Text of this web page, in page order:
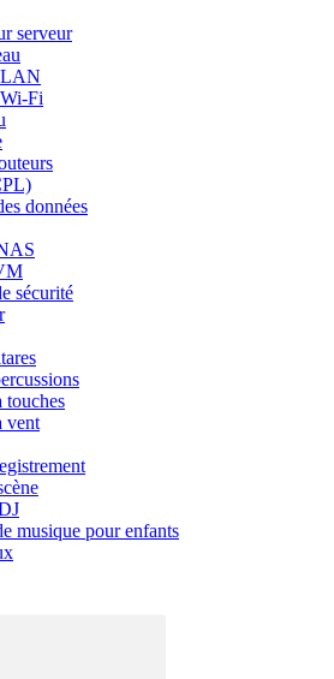
serveur
LAN
Fi
données
sécurité
touches
vent
musique pour enfants